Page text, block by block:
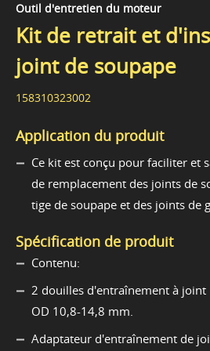
Outil d'entretien du moteur
Kit de retrait et
joint de soupape
158310323002
Application du produit
Ce kit est conçu pour faciliter et
de remplacement des joints de
tige de soupape et des joints de
Spécification de produit
Contenu:
2 douilles d'entraînement à
OD 10,8-14,8 mm.
Adaptateur d'entraînement de